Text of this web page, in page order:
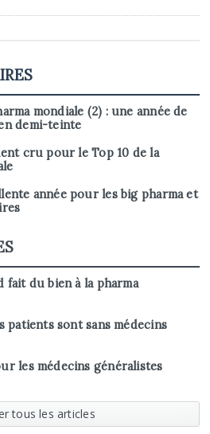
mondiale (2) : une année de
demi-teinte
cru pour le Top 10 de la
année pour les big pharma et
fait du bien à la pharma
patients sont sans médecins
les médecins généralistes
tous les articles